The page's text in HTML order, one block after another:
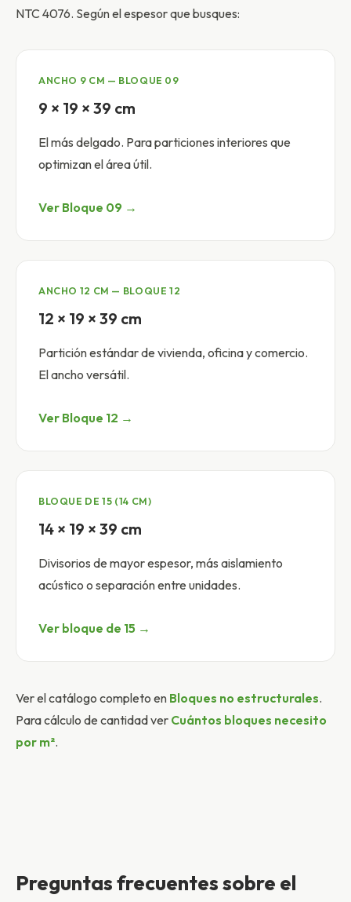
NTC 4076. Según el espesor que busques:
ANCHO 9 CM — BLOQUE 09
9 × 19 × 39 cm
El más delgado. Para particiones interiores que
optimizan el área útil.
Ver Bloque 09 →
ANCHO 12 CM — BLOQUE 12
12 × 19 × 39 cm
Partición estándar de vivienda, oficina y comercio.
El ancho versátil.
Ver Bloque 12 →
BLOQUE DE 15 (14 CM)
14 × 19 × 39 cm
Divisorios de mayor espesor, más aislamiento
acústico o separación entre unidades.
Ver bloque de 15 →
Ver el catálogo completo en Bloques no estructurales.
Para cálculo de cantidad ver Cuántos bloques necesito
por m².
Preguntas frecuentes sobre el